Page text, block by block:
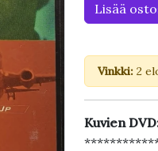
Lisää
Vinkki:2
Kuvien